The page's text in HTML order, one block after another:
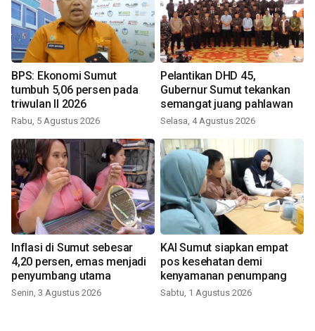
BPS: Ekonomi Sumut
tumbuh 5,06 persen pada
triwulan II 2026
Rabu, 5 Agustus 2026
Pelantikan DHD 45,
Gubernur Sumut tekankan
semangat juang pahlawan
Selasa, 4 Agustus 2026
Inflasi di Sumut sebesar
4,20 persen, emas menjadi
penyumbang utama
Senin, 3 Agustus 2026
KAI Sumut siapkan empat
pos kesehatan demi
kenyamanan penumpang
Sabtu, 1 Agustus 2026